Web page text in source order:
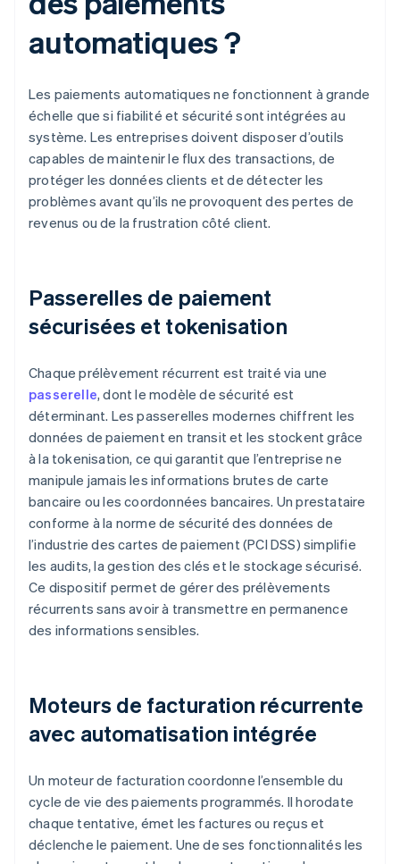
automatiques ?
Les paiements automatiques ne fonctionnent à grande
échelle que si fiabilité et sécurité sont intégrées au
système. Les entreprises doivent disposer d’outils
capables de maintenir le flux des transactions, de
protéger les données clients et de détecter les
problèmes avant qu’ils ne provoquent des pertes de
revenus ou de la frustration côté client.
Passerelles de paiement
sécurisées et tokenisation
Chaque prélèvement récurrent est traité via une
passerelle, dont le modèle de sécurité est
déterminant. Les passerelles modernes chiffrent les
données de paiement en transit et les stockent grâce
à la tokenisation, ce qui garantit que l’entreprise ne
manipule jamais les informations brutes de carte
bancaire ou les coordonnées bancaires. Un prestataire
conforme à la norme de sécurité des données de
l’industrie des cartes de paiement (PCI DSS) simplifie
les audits, la gestion des clés et le stockage sécurisé.
Ce dispositif permet de gérer des prélèvements
récurrents sans avoir à transmettre en permanence
des informations sensibles.
Moteurs de facturation récurrente
avec automatisation intégrée
Un moteur de facturation coordonne l’ensemble du
cycle de vie des paiements programmés. Il horodate
chaque tentative, émet les factures ou reçus et
déclenche le paiement. Une de ses fonctionnalités les